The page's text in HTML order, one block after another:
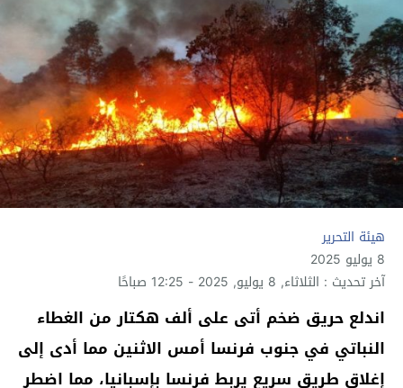
هيئة التحرير
8 يوليو 2025
آخر تحديث : الثلاثاء, 8 يوليو, 2025 - 12:25 صباحًا
اندلع حريق ضخم أتى على ألف هكتار من الغطاء
النباتي في جنوب فرنسا أمس الاثنين مما أدى إلى
إغلاق طريق سريع يربط فرنسا بإسبانيا، مما اضطر